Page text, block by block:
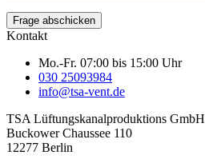
Frage abschicken
Kontakt
Mo.-Fr. 07:00 bis 15:00 Uhr
030 25093984
info@tsa-vent.de
TSA Lüftungskanal­produktions GmbH
Buckower Chaussee 110
12277 Berlin